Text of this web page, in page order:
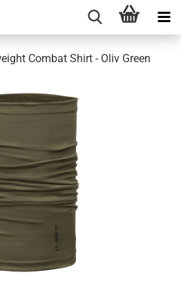
Combat Shirt - Oliv Green